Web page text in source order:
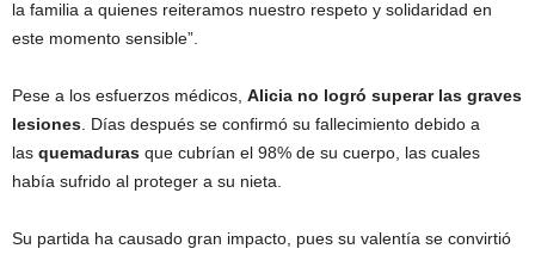
la familia a quienes reiteramos nuestro respeto y solidaridad en
este momento sensible”.
Pese a los esfuerzos médicos, Alicia no logró superar las graves
lesiones . Días después se confirmó su fallecimiento debido a
las quemaduras que cubrían el 98% de su cuerpo, las cuales
había sufrido al proteger a su nieta.
Su partida ha causado gran impacto, pues su valentía se convirtió